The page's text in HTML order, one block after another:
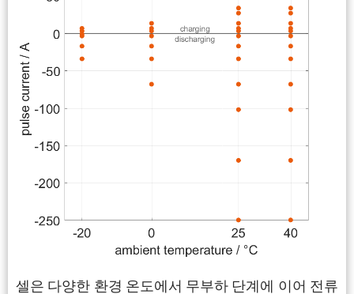
셀은 다양한 환경 온도에서 무부하 단계에 이어 전류